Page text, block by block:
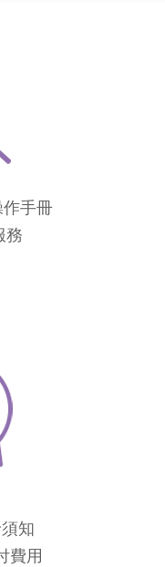
作手冊
務
知
費用